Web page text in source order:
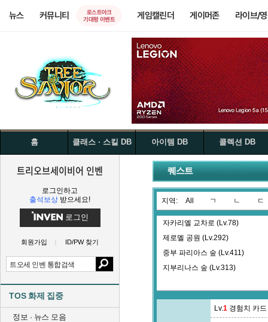
뉴스 커뮤니티
로스트아크
기대평 이벤트
게임캘린더 게이머존 라이브/
홈 클래스 · 스킬 DB 아이템 DB 콜렉션 DB
트리오브세이비어 인벤
로그인하고
출석보상 받으세요!
로그인
회원가입 ID/PW 찾기
TOS 화제 집중
정보 · 뉴스 모음
퀘스트
지역: All ㄱ ㄴ ㄷ
자카리엘 교차로 (Lv.78)
제로멜 공원 (Lv.292)
중부 파리아스 숲 (Lv.411)
지부리나스 숲 (Lv.313)
Lv.1 경험치 카드